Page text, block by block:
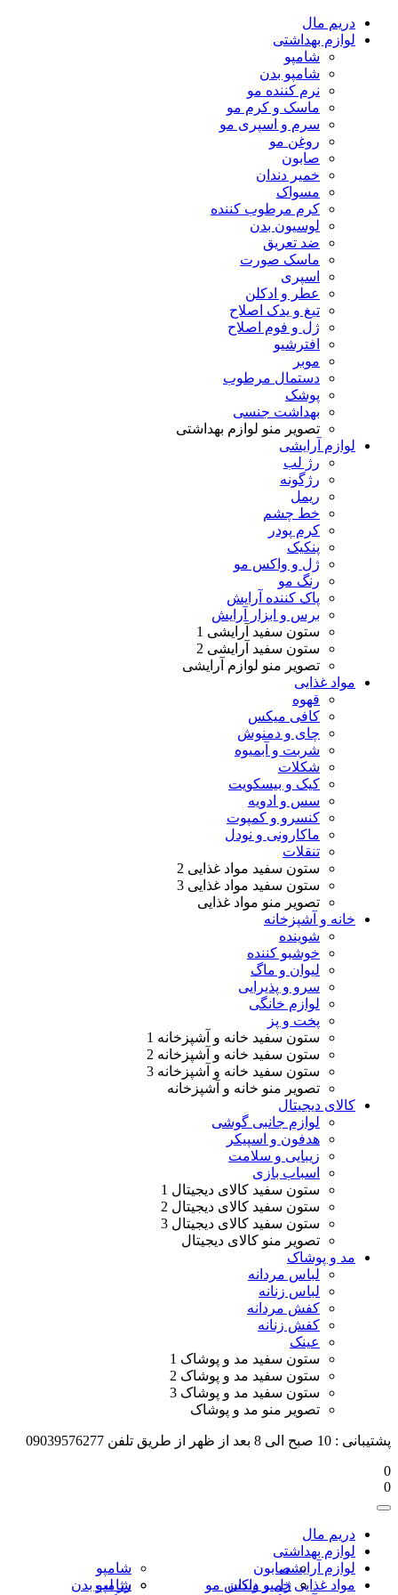
دریم مال
لوازم بهداشتی
شامپو
شامپو بدن
نرم کننده مو
ماسک و کرم مو
سرم و اسپری مو
روغن مو
صابون
خمیر دندان
مسواک
کرم مرطوب کننده
لوسیون بدن
ضد تعریق
ماسک صورت
اسپری
عطر و ادکلن
تیغ و یدک اصلاح
ژل و فوم اصلاح
افترشیو
موبر
دستمال مرطوب
پوشک
بهداشت جنسی
تصویر منو لوازم بهداشتی
لوازم آرایشی
رژ لب
رژگونه
ریمل
خط چشم
کرم پودر
پنکیک
ژل و واکس مو
رنگ مو
پاک کننده آرایش
برس و ابزار آرایش
ستون سفید آرایشی 1
ستون سفید آرایشی 2
تصویر منو لوازم آرایشی
مواد غذایی
قهوه
کافی میکس
چای و دمنوش
شربت و آبمیوه
شکلات
کیک و بیسکویت
سس و ادویه
کنسرو و کمپوت
ماکارونی و نودل
تنقلات
ستون سفید مواد غذایی 2
ستون سفید مواد غذایی 3
تصویر منو مواد غذایی
خانه و آشپزخانه
شوینده
خوشبو کننده
لیوان و ماگ
سرو و پذیرایی
لوازم خانگی
پخت و پز
ستون سفید خانه و آشپزخانه 1
ستون سفید خانه و آشپزخانه 2
ستون سفید خانه و آشپزخانه 3
تصویر منو خانه و آشپزخانه
کالای دیجیتال
لوازم جانبی گوشی
هدفون و اسپیکر
زیبایی و سلامت
اسباب بازی
ستون سفید کالای دیجیتال 1
ستون سفید کالای دیجیتال 2
ستون سفید کالای دیجیتال 3
تصویر منو کالای دیجیتال
مد و پوشاک
لباس مردانه
لباس زنانه
کفش مردانه
کفش زنانه
عینک
ستون سفید مد و پوشاک 1
ستون سفید مد و پوشاک 2
ستون سفید مد و پوشاک 3
تصویر منو مد و پوشاک
پشتیبانی : 10 صبح الی 8 بعد از ظهر از طریق تلفن 09039576277
0
0
دریم مال
لوازم بهداشتی
شامپو
شامپو بدن
صابون
خمیر دندان
لوازم آرایشی
رژ لب
ژل و واکس مو مواد غذایی